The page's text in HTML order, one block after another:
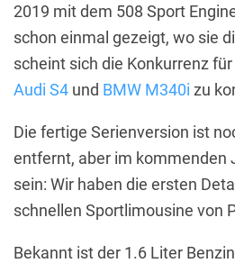
2019 mit dem 508 Sport
schon einmal gezeigt, wo sie
scheint sich die Konkurrenz für
Audi S4 und BMW M340i zu
Die fertige Serienversion ist
entfernt, aber im kommenden
sein: Wir haben die ersten
schnellen Sportlimousine von
Bekannt ist der 1.6 Liter